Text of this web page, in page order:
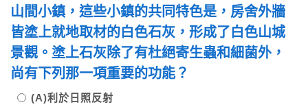
山間小鎮，這些小鎮的共同特色是，房舍外牆
皆塗上就地取材的白色石灰，形成了白色山城
景觀。塗上石灰除了有杜絕寄生蟲和細菌外，
尚有下列那一項重要的功能？
(A)利於日照反射